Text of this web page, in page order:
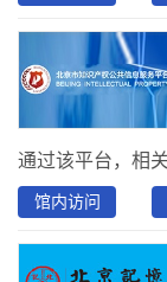
馆内访问